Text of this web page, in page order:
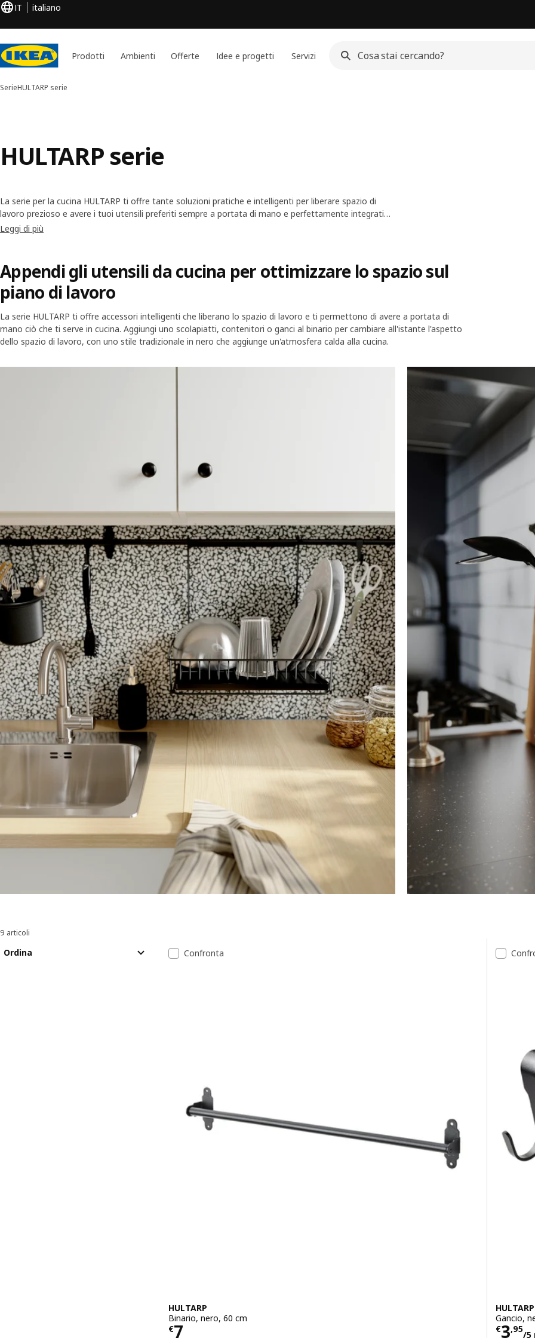
IT italiano
Prodotti Ambienti Offerte Idee e progetti Servizi
SerieHULTARP serie
HULTARP serie
La serie per la cucina HULTARP ti offre tante soluzioni pratiche e intelligenti per liberare spazio di
lavoro prezioso e avere i tuoi utensili preferiti sempre a portata di mano e perfettamente integrati
negli arredi. Lo stile tradizionale aggiunge un tocco rustico e di calore a qualsiasi cucina.
Leggi di più
Appendi gli utensili da cucina per ottimizzare lo spazio sul
piano di lavoro
La serie HULTARP ti offre accessori intelligenti che liberano lo spazio di lavoro e ti permettono di avere a portata di
mano ciò che ti serve in cucina. Aggiungi uno scolapiatti, contenitori o ganci al binario per cambiare all'istante l'aspetto
dello spazio di lavoro, con uno stile tradizionale in nero che aggiunge un'atmosfera calda alla cucina.
Ordina e filtra
9 articoli
Ordina Elenco dei risultati
Confronta
HULTARP
Binario, nero, 60 cm
€7
Prezzo € 7
HULTARP
Gancio,
€3,95
/5